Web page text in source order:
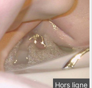
Hors ligne